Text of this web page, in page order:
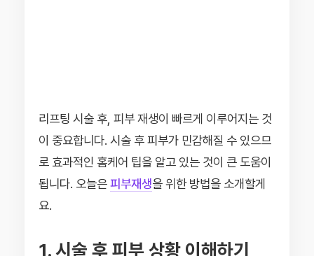
리프팅 시술 후, 피부 재생이 빠르게 이루어지는 것
이 중요합니다. 시술 후 피부가 민감해질 수 있으므
로 효과적인 홈케어 팁을 알고 있는 것이 큰 도움이
됩니다. 오늘은피부재생을 위한 방법을 소개할게
요.
1. 시술 후 피부 상황 이해하기